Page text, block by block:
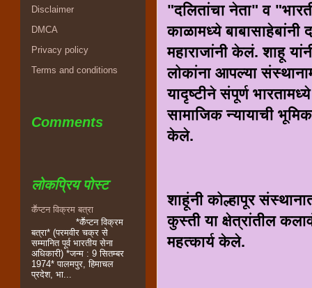
"दलितांचा नेता" व
काळामध्ये
महाराजांनी केलं. शाहू
लोकांना आपल्या
यादृष्टीने संपूर्ण
सामाजिक न्यायाची
केले.
शाहूंनी कोल्हापूर
कुस्ती या क्षेत्रांतील
महत्कार्य केले.
Disclaimer
DMCA
Privacy policy
Terms and conditions
Comments
लोकप्रिय पोस्ट
कॕप्टन विक्रम बत्रा
*कॕप्टन विक्रम
बत्रा* (परमवीर चक्र से
सम्मानित पूर्व भारतीय सेना
अधिकारी) *जन्म : 9 सितम्बर
1974* पालमपुर, हिमाचल
प्रदेश, भा...